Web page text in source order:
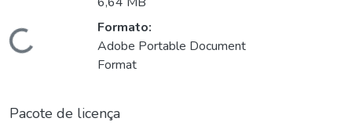
Carregando...
Formato:
Adobe Portable Document
Format
Pacote de licença